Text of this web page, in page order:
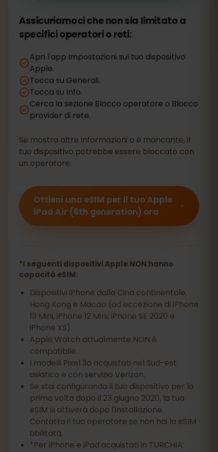
Assicuriamoci che non sia limitato a
specifici operatori o reti:
Apri l'app Impostazioni sul tuo dispositivo
Apple.
Tocca su Generali.
Tocca su Info.
Cerca la sezione Blocco operatore o Blocco
provider di rete.
Se mostra altre informazioni o è mancante, il
tuo dispositivo potrebbe essere bloccato con
un operatore.
Ottieni una eSIM per il tuo Apple
iPad Air (6th generation) ora
*I seguenti dispositivi Apple NON hanno
capacità eSIM:
Dispositivi iPhone dalla Cina continentale,
Hong Kong e Macao (ad eccezione di iPhone
13 Mini, iPhone 12 Mini, iPhone SE 2020 e
iPhone XS).
Apple Watch attualmente NON è
compatibile.
I modelli Pixel 3a acquistati nel Sud-est
asiatico e con servizio Verizon.
Se stai configurando il tuo dispositivo per la
prima volta dopo il 23 giugno 2020, la tua
eSIM si attiverà dopo l'installazione.
Contatta il tuo operatore se non hai la eSIM
abilitata.
*Per iPhone e iPad acquistati in TURCHIA: